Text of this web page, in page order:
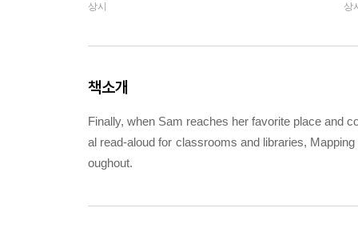
상시 상
책소개
Finally, when Sam reaches her favorite place and
al read-aloud for classrooms and libraries,
oughout.